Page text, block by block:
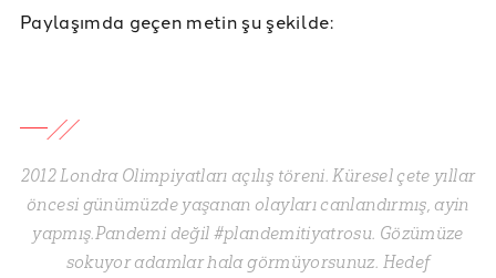
Paylaşımda geçen metin şu şekilde:
2012 Londra Olimpiyatları açılış töreni. Küresel çete yıllar
öncesi günümüzde yaşanan olayları canlandırmış, ayin
yapmış.Pandemi değil #plandemitiyatrosu. Gözümüze
sokuyor adamlar hala görmüyorsunuz. Hedef